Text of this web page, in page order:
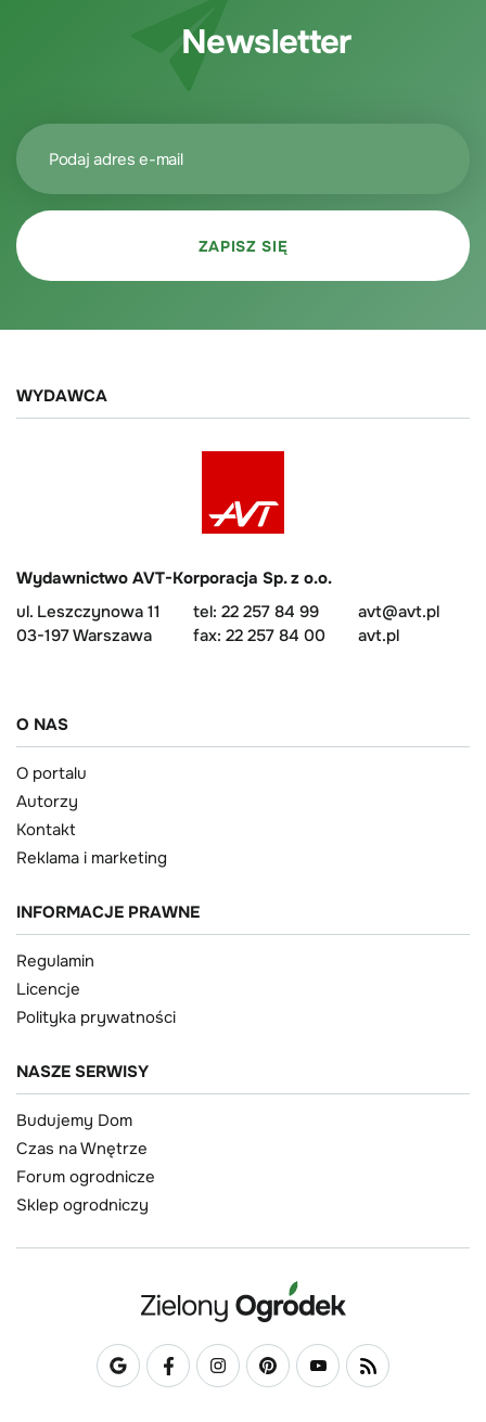
Newsletter
WYDAWCA
Wydawnictwo AVT-Korporacja Sp. z o.o.
ul. Leszczynowa 11
03-197 Warszawa
tel: 22 257 84 99
fax: 22 257 84 00
avt@avt.pl
avt.pl
O NAS
O portalu
Autorzy
Kontakt
Reklama i marketing
INFORMACJE PRAWNE
Regulamin
Licencje
Polityka prywatności
NASZE SERWISY
Budujemy Dom
Czas na Wnętrze
Forum ogrodnicze
Sklep ogrodniczy